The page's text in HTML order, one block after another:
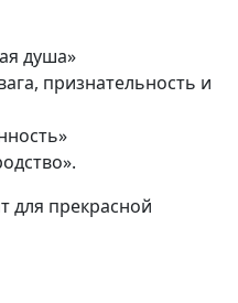
душа»
признательность и
для прекрасной